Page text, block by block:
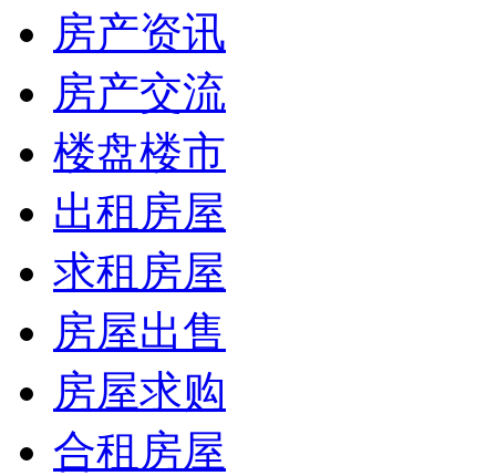
房产资讯
房产交流
楼盘楼市
出租房屋
求租房屋
房屋出售
房屋求购
合租房屋